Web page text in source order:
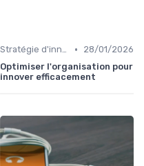
Stratégie d'innovation •
28/01/2026
Optimiser l'organisation pour
innover efficacement